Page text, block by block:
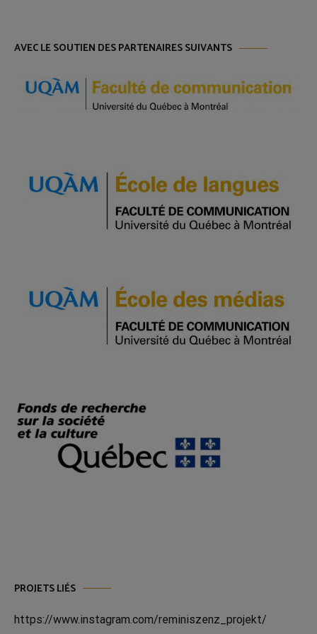
AVEC LE SOUTIEN DES PARTENAIRES SUIVANTS
PROJETS LIÉS
https://www.instagram.com/reminiszenz_projekt/